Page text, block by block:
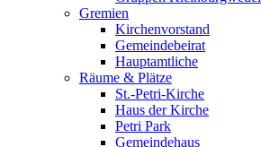
Gremien
Kirchenvorstand
Gemeindebeirat
Hauptamtliche
Räume & Plätze
St.-Petri-Kirche
Haus der Kirche
Petri Park
Gemeindehaus